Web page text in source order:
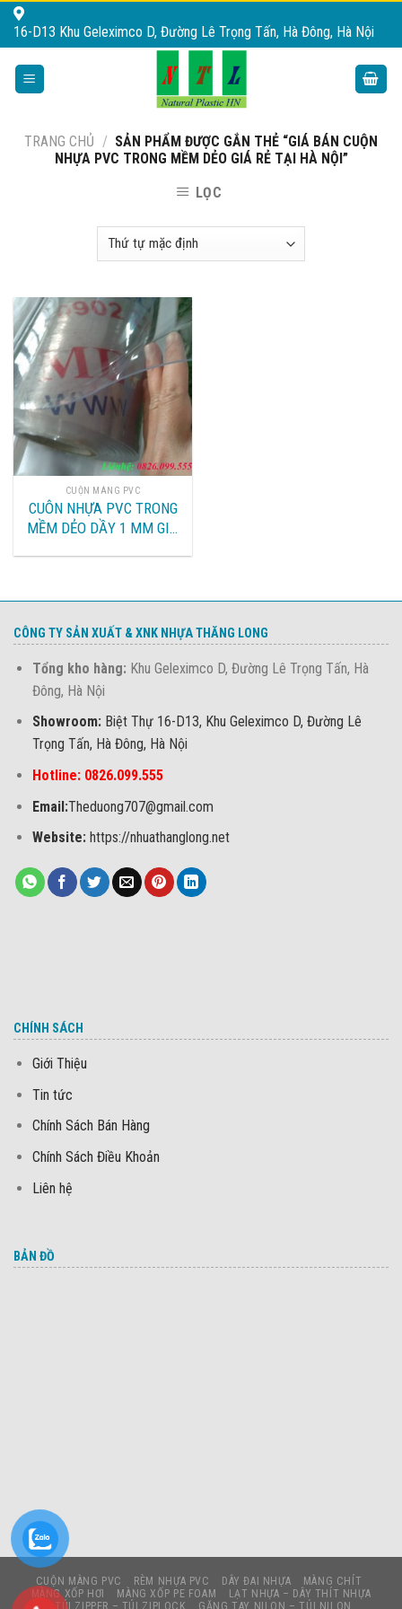
Skip
16-D13 Khu Geleximco D, Đường Lê Trọng Tấn, Hà Đông, Hà Nội
TRANG CHỦ / SẢN PHẨM ĐƯỢC GẮN THẺ “GIÁ BÁN CUỘN
NHỰA PVC TRONG MỀM DẺO GIÁ RẺ TẠI HÀ NỘI”
LỌC
CUỘN MÀNG PVC
CUÔN NHỰA PVC TRONG
MỀM DẺO DẦY 1 MM GIÁ
CÔNG TY SẢN XUẤT & XNK NHỰA THĂNG LONG
Tổng kho hàng: Khu Geleximco D, Đường Lê Trọng Tấn, Hà
Đông, Hà Nội
Showroom: Biệt Thự 16-D13, Khu Geleximco D, Đường Lê
Trọng Tấn, Hà Đông, Hà Nội
Hotline: 0826.099.555
Email:Theduong707@gmail.com
Website:https://nhuathanglong.net
CHÍNH SÁCH
Giới Thiệu
Tin tức
Chính Sách Bán Hàng
Chính Sách Điều Khoản
Liên hệ
BẢN ĐỒ
CUỘN MÀNG PVC RÈM NHỰA PVC DÂY ĐAI NHỰA
MÀNG CHÍT
MÀNG XỐP HƠI
MÀNG XỐP PE FOAM
LẠT NHỰA – DÂY THÍT NHỰA
TÚI ZIPPER – TÚI ZIPLOCK
GĂNG TAY NILON – TÚI NILON